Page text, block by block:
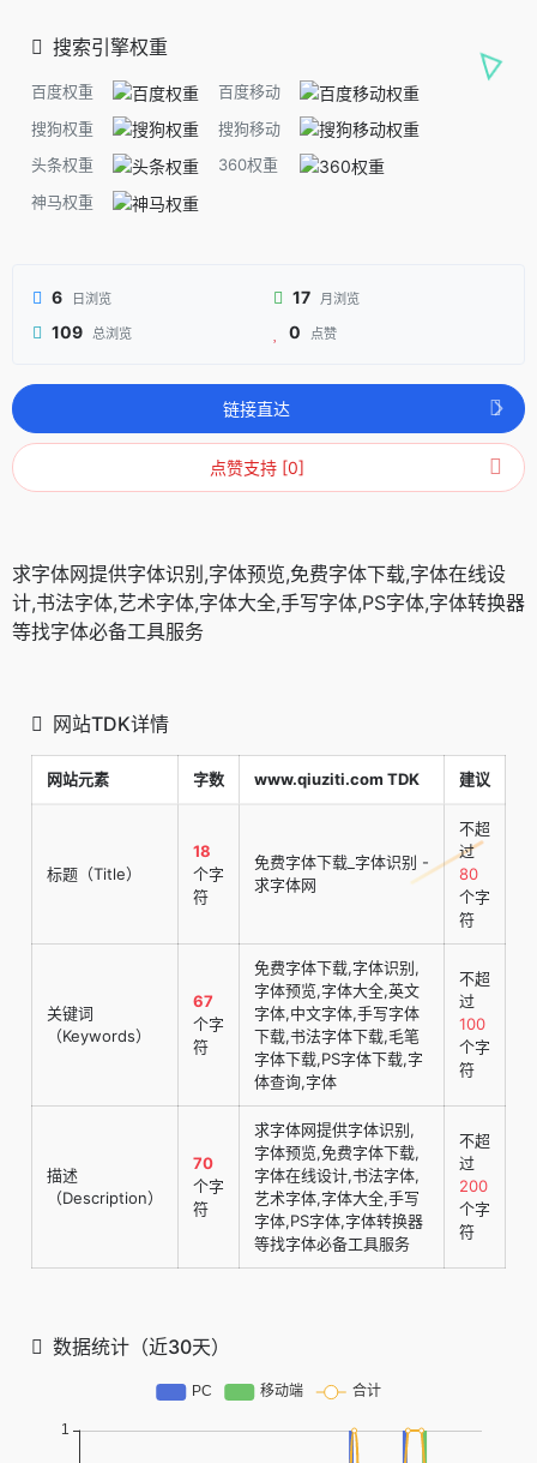
搜索引擎权重
百度权重
百度移动
搜狗权重
搜狗移动
头条权重
360权重
神马权重
6 日浏览 17 月浏览
109 总浏览 0 点赞
链接直达
点赞支持 [0]
求字体网提供字体识别,字体预览,免费字体下载,字体在线设
计,书法字体,艺术字体,字体大全,手写字体,PS字体,字体转换器
等找字体必备工具服务
网站TDK详情
网站元素 字数 www.qiuziti.com TDK 建议
标题（Title）
18
个字
符
免费字体下载_字体识别 -
求字体网
不超
过
80
个字
符
关键词
（Keywords）
67
个字
符
免费字体下载,字体识别,
字体预览,字体大全,英文
字体,中文字体,手写字体
下载,书法字体下载,毛笔
字体下载,PS字体下载,字
体查询,字体
不超
过
100
个字
符
描述
（Description）
70
个字
符
求字体网提供字体识别,
字体预览,免费字体下载,
字体在线设计,书法字体,
艺术字体,字体大全,手写
字体,PS字体,字体转换器
等找字体必备工具服务
不超
过
200
个字
符
数据统计（近30天）